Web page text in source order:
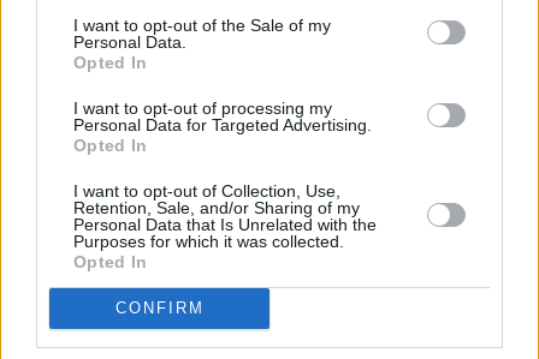
I want to opt-out of the Sale of my
Personal Data.
Opted In
I want to opt-out of processing my
Personal Data for Targeted Advertising.
Opted In
I want to opt-out of Collection, Use,
Retention, Sale, and/or Sharing of my
Personal Data that Is Unrelated with the
Purposes for which it was collected.
Opted In
CONFIRM
Seko mums
E-izdevumu arhīvs